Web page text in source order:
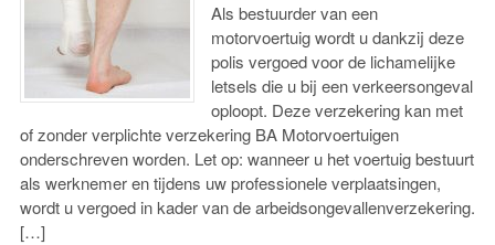
Als bestuurder van een
motorvoertuig wordt u dankzij deze
polis vergoed voor de lichamelijke
letsels die u bij een verkeersongeval
oploopt. Deze verzekering kan met
of zonder verplichte verzekering BA Motorvoertuigen
onderschreven worden. Let op: wanneer u het voertuig bestuurt
als werknemer en tijdens uw professionele verplaatsingen,
wordt u vergoed in kader van de arbeidsongevallenverzekering.
[…]